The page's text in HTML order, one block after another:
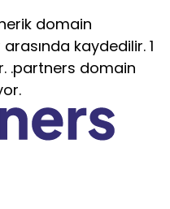
domain
arasında kaydedilir. 1
.partners domain